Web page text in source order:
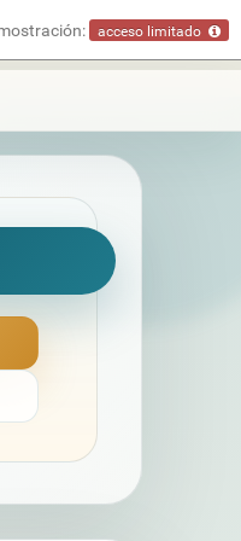
acceso limitado